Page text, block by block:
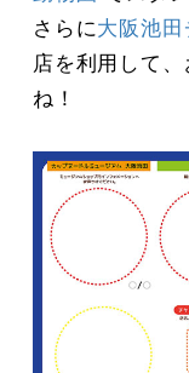
さらに大阪池
店を利用して
ね！